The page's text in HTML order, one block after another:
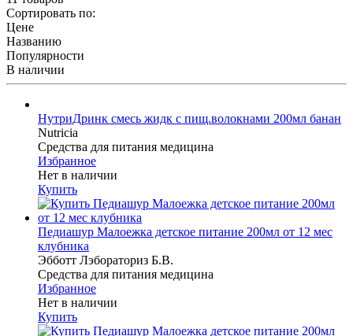
Сортировать по:
Цене
Названию
Популярности
В наличии
НутриДринк смесь жидк с пищ.волокнами 200мл банан
Nutricia
Средства для питания медицина
Избранное
Нет в наличии
Купить
Педиашур Малоежка детское питание 200мл от 12 мес
клубника
Эбботт Лэбораториз Б.В.
Средства для питания медицина
Избранное
Нет в наличии
Купить